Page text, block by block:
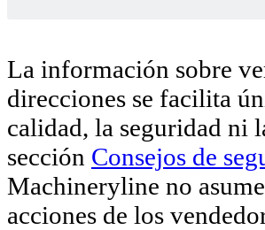
La información sobre
direcciones se facilita
calidad, la seguridad ni
sección Consejos de
Machineryline no
acciones de los